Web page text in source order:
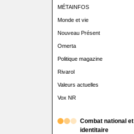
MÉTAINFOS
Monde et vie
Nouveau Présent
Omerta
Politique magazine
Rivarol
Valeurs actuelles
Vox NR
Combat national et
identitaire